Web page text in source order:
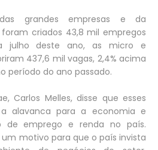
grandes empresas e da
criados 43,8 mil empregos
julho deste ano, as micro e
437,6 mil vagas, 2,4% acima
período do ano passado.
Carlos Melles, disse que esses
a alavanca para a economia e
de emprego e renda no país.
um motivo para que o país invista